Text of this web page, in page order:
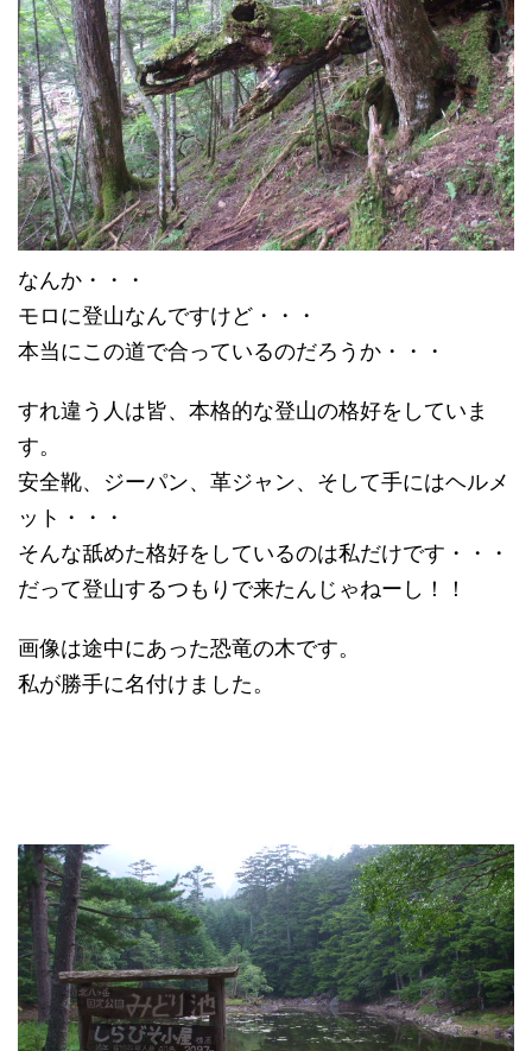
なんか・・・
モロに登山なんですけど・・・
本当にこの道で合っているのだろうか・・・
すれ違う人は皆、本格的な登山の格好をしていま
す。
安全靴、ジーパン、革ジャン、そして手にはヘルメ
ット・・・
そんな舐めた格好をしているのは私だけです・・・
だって登山するつもりで来たんじゃねーし！！
画像は途中にあった恐竜の木です。
私が勝手に名付けました。